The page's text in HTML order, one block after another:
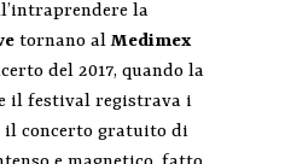
la
tornano alMedimex
del 2017, quando la
il festival registrava i
concerto gratuito di